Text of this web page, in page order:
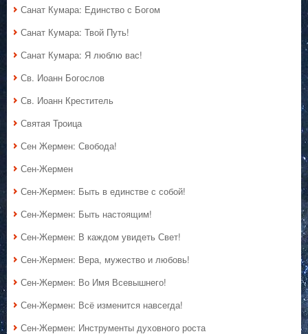
Санат Кумара: Единство с Богом
Санат Кумара: Твой Путь!
Санат Кумара: Я люблю вас!
Св. Иоанн Богослов
Св. Иоанн Креститель
Святая Троица
Сен Жермен: Свобода!
Сен-Жермен
Сен-Жермен: Быть в единстве с собой!
Сен-Жермен: Быть настоящим!
Сен-Жермен: В каждом увидеть Свет!
Сен-Жермен: Вера, мужество и любовь!
Сен-Жермен: Во Имя Всевышнего!
Сен-Жермен: Всё изменится навсегда!
Сен-Жермен: Инструменты духовного роста